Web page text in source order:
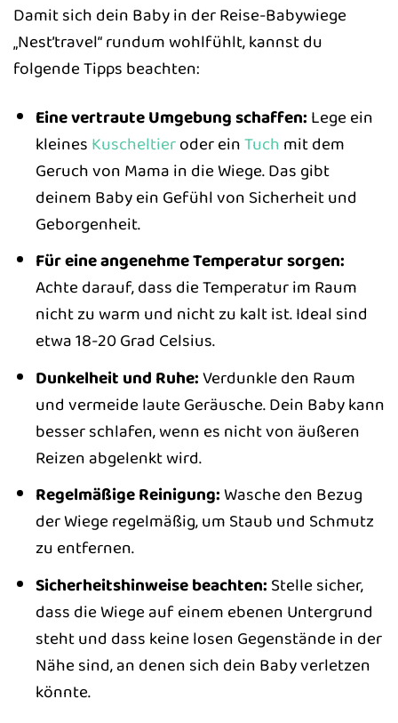
Damit sich dein Baby in der Reise-Babywiege
„Nest’travel“ rundum wohlfühlt, kannst du
folgende Tipps beachten:
Eine vertraute Umgebung schaffen: Lege ein
kleines Kuscheltieroder einTuch mit dem
Geruch von Mama in die Wiege. Das gibt
deinem Baby ein Gefühl von Sicherheit und
Geborgenheit.
Für eine angenehme Temperatur sorgen:
Achte darauf, dass die Temperatur im Raum
nicht zu warm und nicht zu kalt ist. Ideal sind
etwa 18-20 Grad Celsius.
Dunkelheit und Ruhe:Verdunkle den Raum
und vermeide laute Geräusche. Dein Baby kann
besser schlafen, wenn es nicht von äußeren
Reizen abgelenkt wird.
Regelmäßige Reinigung:Wasche den Bezug
der Wiege regelmäßig, um Staub und Schmutz
zu entfernen.
Sicherheitshinweise beachten: Stelle sicher,
dass die Wiege auf einem ebenen Untergrund
steht und dass keine losen Gegenstände in der
Nähe sind, an denen sich dein Baby verletzen
könnte.